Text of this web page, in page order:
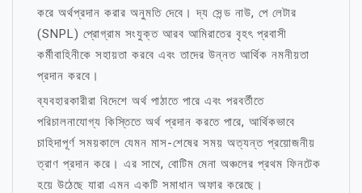
করে অর্থপ্রদান করার অনুমতি দেবে। দ্য সেন্ড নাউ, পে লেটার
(SNPL) প্রোগ্রাম সংযুক্ত আরব আমিরাতের বৃহৎ প্রবাসী
কর্মীবাহিনীকে সহায়তা করবে এবং তাদের উন্নত আর্থিক নমনীয়তা
প্রদান করবে।
ব্যবহারকারীরা বিদেশে অর্থ পাঠাতে পারে এবং পরবর্তীতে
পরিচালনাযোগ্য কিস্তিতে অর্থ প্রদান করতে পারে, আর্থিকভাবে
চাহিদাপূর্ণ সময়কালে যেমন মাস-শেষের সময় অত্যন্ত প্রয়োজনীয়
ত্রাণ প্রদান করে। এর সাথে, বোটিম মেনা অঞ্চলের প্রথম ফিনটেক
হয়ে উঠেছে যারা এমন একটি সমাধান অফার করেছে।